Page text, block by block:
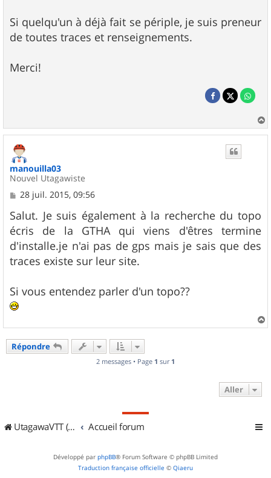
Si quelqu'un à déjà fait se périple, je suis preneur
de toutes traces et renseignements.
Merci!
a
manouilla03
Nouvel Utagawiste
M
s
s
a
g
e
28 juil. 2015, 09:56
Salut. Je suis également à la recherche du topo
écris de la GTHA qui viens d'êtres termine
d'installe.je n'ai pas de gps mais je sais que des
traces existe sur leur site.
Si vous entendez parler d'un topo??
a
Répondre
2 messages • Page 1 sur 1
Aller
UtagawaVTT (Randos VTT et VTTAE avec traces GPS) Accueil forum
Développé par phpBB® Forum Software © phpBB Limited
Traduction française officielle © Qiaeru